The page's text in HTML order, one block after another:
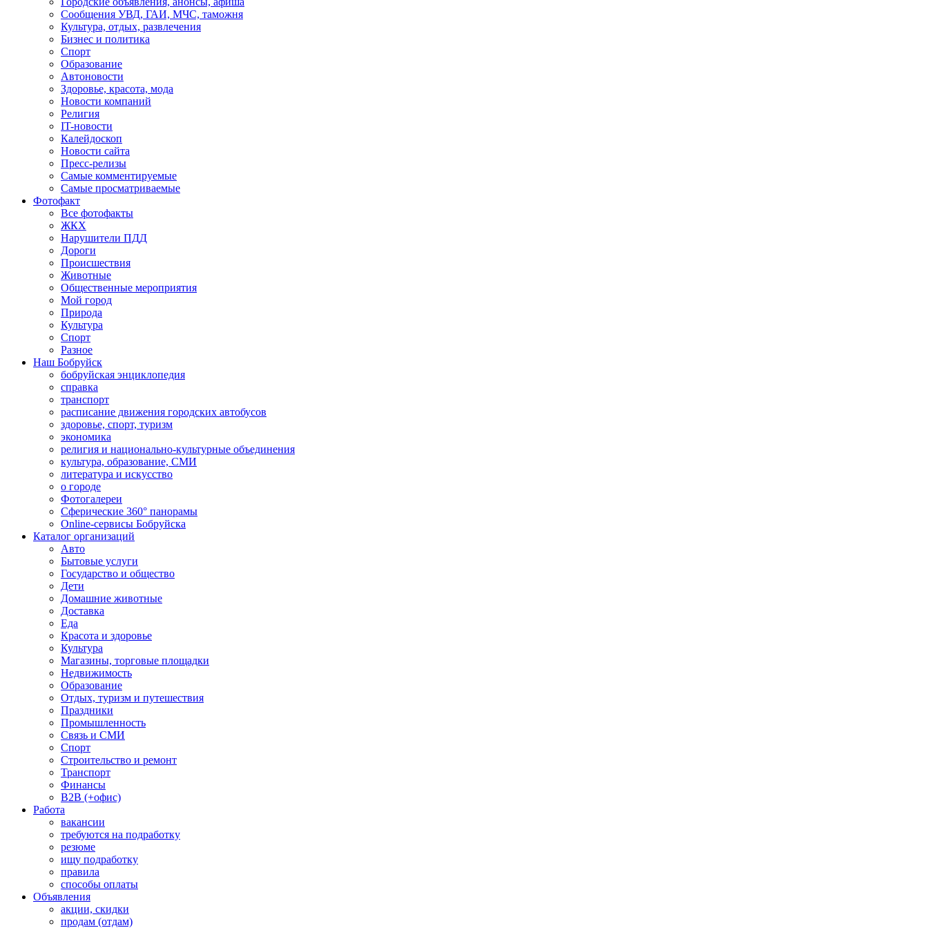
Сообщения УВД, ГАИ, МЧС, таможня
Культура, отдых, развлечения
Бизнес и политика
Спорт
Образование
Автоновости
Здоровье, красота, мода
Новости компаний
Религия
IT-новости
Калейдоскоп
Новости сайта
Пресс-релизы
Самые комментируемые
Самые просматриваемые
Фотофакт
Все фотофакты
ЖКХ
Нарушители ПДД
Дороги
Происшествия
Животные
Общественные мероприятия
Мой город
Природа
Культура
Спорт
Разное
Наш Бобруйск
бобруйская энциклопедия
справка
транспорт
расписание движения городских автобусов
здоровье, спорт, туризм
экономика
религия и национально-культурные объединения
культура, образование, СМИ
литература и искусство
о городе
Фотогалереи
Сферические 360° панорамы
Online-сервисы Бобруйска
Каталог организаций
Авто
Бытовые услуги
Государство и общество
Дети
Домашние животные
Доставка
Еда
Красота и здоровье
Культура
Магазины, торговые площадки
Недвижимость
Образование
Отдых, туризм и путешествия
Праздники
Промышленность
Связь и СМИ
Спорт
Строительство и ремонт
Транспорт
Финансы
B2B (+офис)
Работа
вакансии
требуются на подработку
резюме
ищу подработку
правила
способы оплаты
Объявления
акции, скидки
продам (отдам)